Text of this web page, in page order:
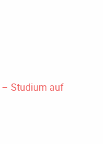
– Studium auf